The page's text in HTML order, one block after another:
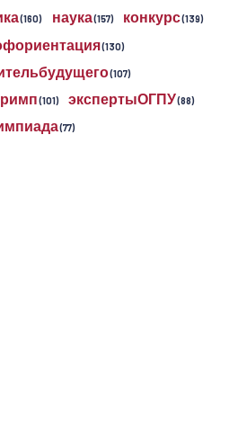
(160) наука(157) конкурс(139)
(130)
(107)
(101) экспертыОГПУ(88)
(77)